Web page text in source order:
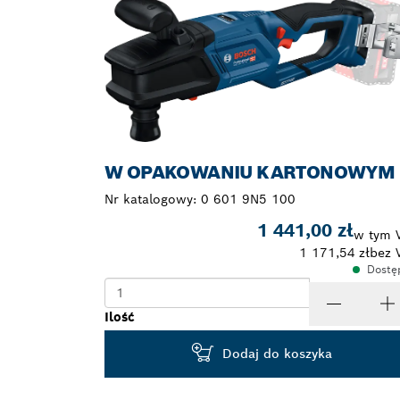
W OPAKOWANIU KARTONOWYM
Nr katalogowy: 0 601 9N5 100
1 441,00 złw tym
1 171,54 złbez
Ilość
Dodaj do koszyka